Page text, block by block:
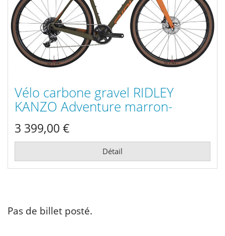
Vélo carbone gravel RIDLEY
KANZO Adventure marron-
orange Shimano GRX800 1x
2021
3 399,00 €
Détail
Pas de billet posté.